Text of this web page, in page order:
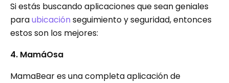
Si estás buscando aplicaciones que sean geniales
paraubicación seguimiento y seguridad, entonces
estos son los mejores:
4. MamáOsa
MamaBear es una completa aplicación de